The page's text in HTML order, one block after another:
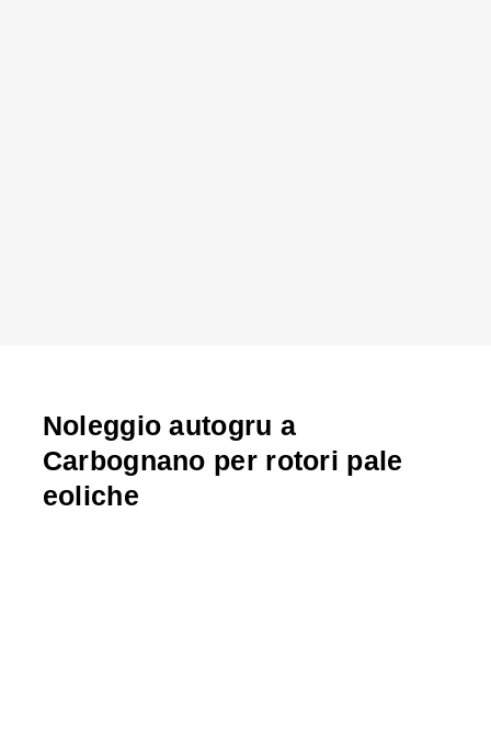
Noleggio autogru a
Carbognano per rotori pale
eoliche